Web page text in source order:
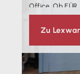
Office. Ob
dich bei deiner
Zu